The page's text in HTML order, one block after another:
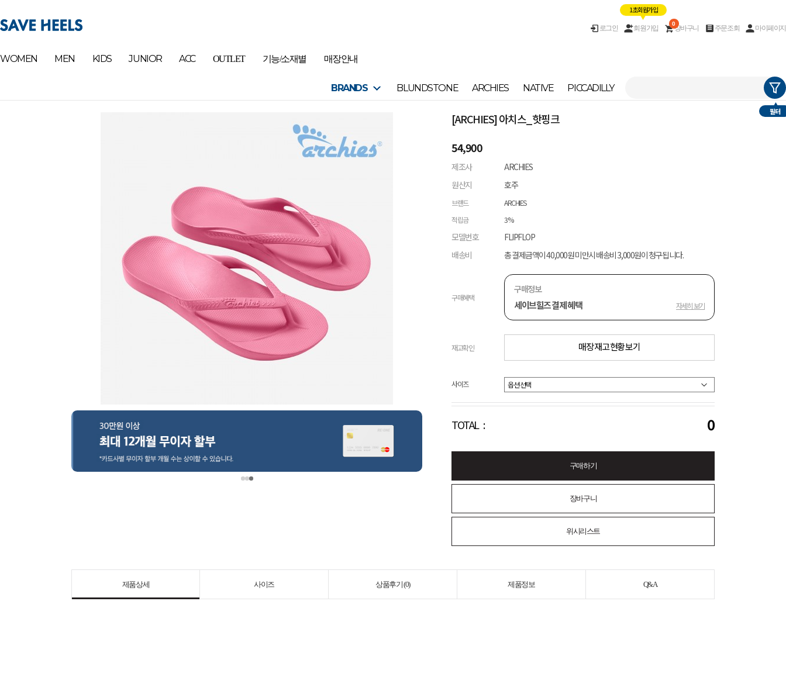
로그인 회원가입
1초 회원가입
장바구니
0
주문조회 마이페이지
WOMEN MEN KIDS JUNIOR ACC OUTLET 기능/소재별 매장안내
BRANDS BLUNDSTONE ARCHIES NATIVE PICCADILLY
필터
[ARCHIES] 아치스_핫핑크
54,900
제조사
ARCHIES
원산지
호주
브랜드
ARCHIES
적립금
3%
모델번호
FLIPFLOP
배송비
총 결제금액이 40,000원 미만시 배송비 3,000원이 청구됩니다.
구매혜택
구매정보
세이브힐즈 결제 혜택 자세히 보기
재고확인 매장 재고 현황 보기
사이즈
TOTAL : 0
구매하기
장바구니
위시리스트
제품상세 사이즈 상품후기 (0) 제품정보 Q&A